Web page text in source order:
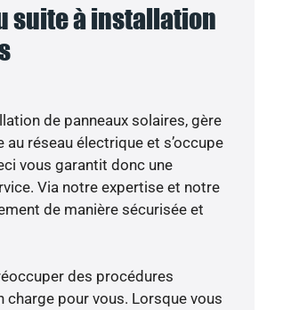
suite à installation
de panneaux solaires, gère
réseau électrique et s’occupe
vous garantit donc une
Via notre expertise et notre
de manière sécurisée et
des procédures
pour vous. Lorsque vous